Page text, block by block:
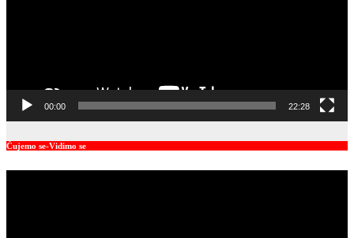
00:00 22:28
Čujemo se-Vidimo se